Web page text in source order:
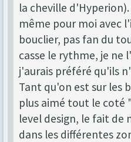
la cheville
même pour moi avec
bouclier, pas fan du
casse le rythme, je ne
j'aurais préféré qu'ils
Tant qu'on est sur les
plus aimé tout le coté
level design, le fait de
dans les différentes